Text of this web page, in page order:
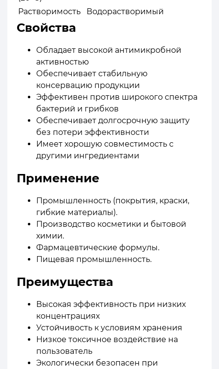
Растворимость
Водорастворимый
Свойства
Обладает высокой антимикробной
активностью
Обеспечивает стабильную
консервацию продукции
Эффективен против широкого спектра
бактерий и грибков
Обеспечивает долгосрочную защиту
без потери эффективности
Имеет хорошую совместимость с
другими ингредиентами
Применение
Промышленность (покрытия, краски,
гибкие материалы).
Производство косметики и бытовой
химии.
Фармацевтические формулы.
Пищевая промышленность.
Преимущества
Высокая эффективность при низких
концентрациях
Устойчивость к условиям хранения
Низкое токсичное воздействие на
пользователь
Экологически безопасен при